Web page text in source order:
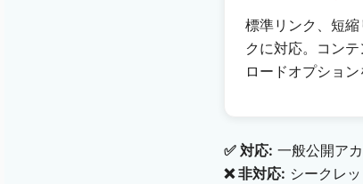
標準リンク、短
クに対応。コン
ロードオプション
✅ 対応: 一般公開ア
❌ 非対応: シークレ